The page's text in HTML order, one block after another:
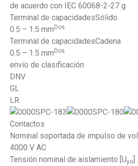
de acuerdo con IEC 60068-2-27 g
Terminal de capacidadesSólido
0.5 – 1.5 mmDos
Terminal de capacidadesCadena
0.5 – 1.5 mmDos
envío de clasificación
DNV
GL
LR
Contactos
Nominal soportada de impulso de
4000 V AC
Tensión nominal de aislamiento [Uyo